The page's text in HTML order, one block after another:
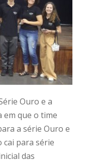
Ouro e a
em que o time
a série Ouro e
cai para série
das